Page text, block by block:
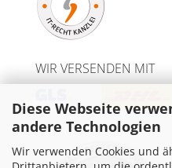
Diese Webseite
andere Technologien
Wir verwenden Cookies und
WIR VERSENDEN MIT